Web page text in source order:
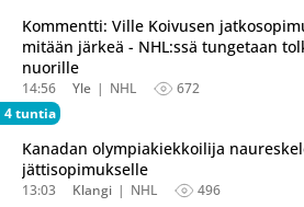
Kommentti: Ville Koivusen
mitään järkeä - NHL:ssä tungetaan
nuorille
14:56 Yle NHL
672
4 tuntia
Kanadan olympiakiekkoilija
jättisopimukselle
13:03 Klangi NHL 496